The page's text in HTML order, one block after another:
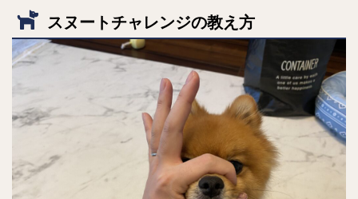
スヌートチャレンジの教え方